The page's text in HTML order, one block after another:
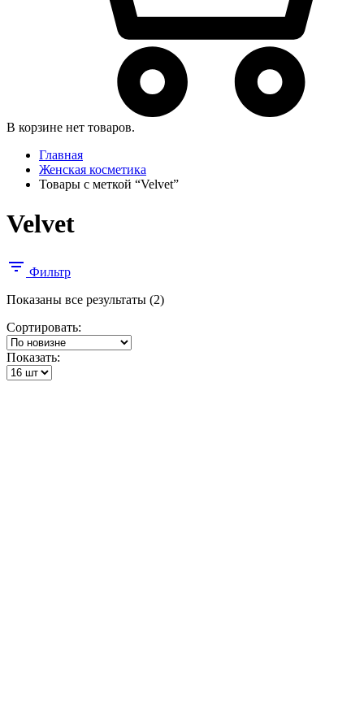
В корзине нет товаров.
Главная
Женская косметика
Товары с меткой “Velvet”
Velvet
Фильтр
Показаны все результаты (2)Сортировка:
Сортировать:
Показать: